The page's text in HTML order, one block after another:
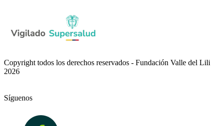
Copyright todos los derechos reservados - Fundación Valle del Lili
2026
Síguenos